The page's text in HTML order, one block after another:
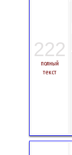
222
полный
текст